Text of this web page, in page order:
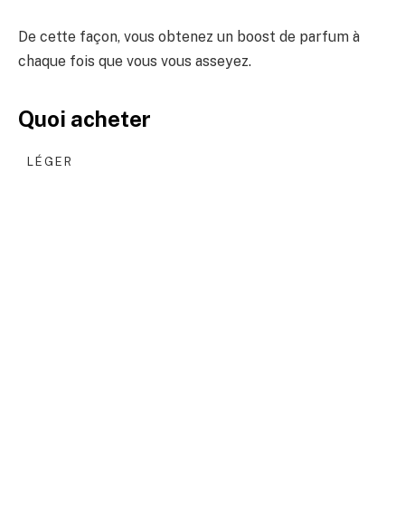
De cette façon, vous obtenez un boost de parfum à
chaque fois que vous vous asseyez.
Quoi acheter
LÉGER